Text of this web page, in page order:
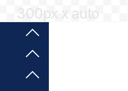
300px x auto